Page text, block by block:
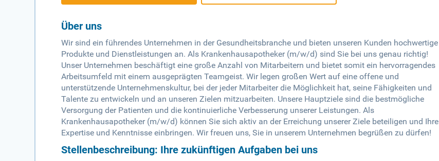
Über uns
Wir sind ein führendes Unternehmen in der Gesundheitsbranche und bieten unseren Kunden hochwertige
Produkte und Dienstleistungen an. Als Krankenhausapotheker (m/w/d) sind Sie bei uns genau richtig!
Unser Unternehmen beschäftigt eine große Anzahl von Mitarbeitern und bietet somit ein hervorragendes
Arbeitsumfeld mit einem ausgeprägten Teamgeist. Wir legen großen Wert auf eine offene und
unterstützende Unternehmenskultur, bei der jeder Mitarbeiter die Möglichkeit hat, seine Fähigkeiten und
Talente zu entwickeln und an unseren Zielen mitzuarbeiten. Unsere Hauptziele sind die bestmögliche
Versorgung der Patienten und die kontinuierliche Verbesserung unserer Leistungen. Als
Krankenhausapotheker (m/w/d) können Sie sich aktiv an der Erreichung unserer Ziele beteiligen und Ihre
Expertise und Kenntnisse einbringen. Wir freuen uns, Sie in unserem Unternehmen begrüßen zu dürfen!
Stellenbeschreibung: Ihre zukünftigen Aufgaben bei uns